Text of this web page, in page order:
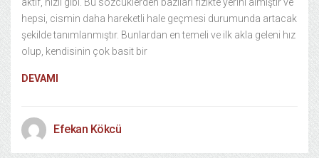
hepsi, cismin daha hareketli hale geçmesi durumunda artacak
şekilde tanımlanmıştır. Bunlardan en temeli ve ilk akla geleni hız
olup, kendisinin çok basit bir
DEVAMI
Efekan Kökcü